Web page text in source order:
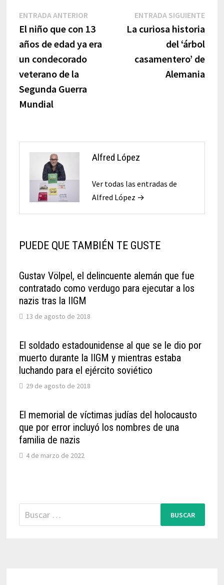
Navegación
de
entradas
ENTRADA ANTERIOREntrada
anterior:
El niño que con 13
años de edad ya era
un condecorado
veterano de la
Segunda Guerra
Mundial
ENTRADA SIGUIENTE
La curiosa historia
del ‘árbol
casamentero’ de
Alemania
Alfred López
Ver todas las entradas de
Alfred López →
PUEDE QUE TAMBIÉN TE GUSTE
Gustav Völpel, el delincuente alemán que fue
contratado como verdugo para ejecutar a los
nazis tras la IIGM
13 de agosto de 2018
El soldado estadounidense al que se le dio por
muerto durante la IIGM y mientras estaba
luchando para el ejército soviético
29 de agosto de 2018
El memorial de víctimas judías del holocausto
que por error incluyó los nombres de una
familia de nazis
4 de marzo de 2022
Buscar: